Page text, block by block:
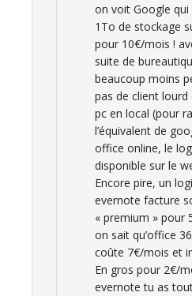
on voit Google
1To de stockage
pour 10€/mois !
suite de
beaucoup moins
pas de client lourd
pc en local (pour
l’équivalent de
office online, le
disponible sur le
Encore pire, un
evernote facture
« premium » pour
on sait qu’office
coûte 7€/mois et
En gros pour 2€/
evernote tu as